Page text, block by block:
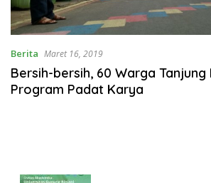
Berita Maret 16, 2019
Bersih-bersih, 60 Warga Tanjung
Program Padat Karya